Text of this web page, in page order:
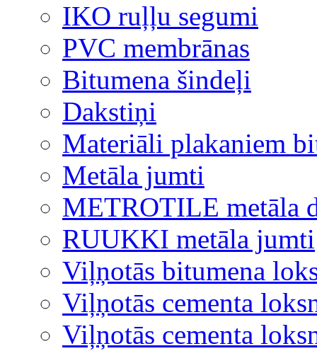
IKO ruļļu segumi
PVC membrānas
Bitumena šindeļi
Dakstiņi
Materiāli plakaniem
Metāla jumti
METROTILE metāla
RUUKKI metāla jumti
Viļņotās bitumena
Viļņotās cementa
Viļņotās cementa